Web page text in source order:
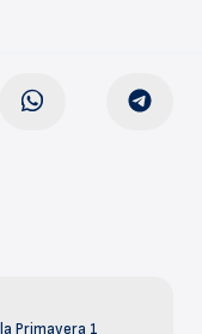
Primavera 1